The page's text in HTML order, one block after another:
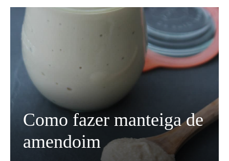
Legume
Como fazer manteiga de
amendoim